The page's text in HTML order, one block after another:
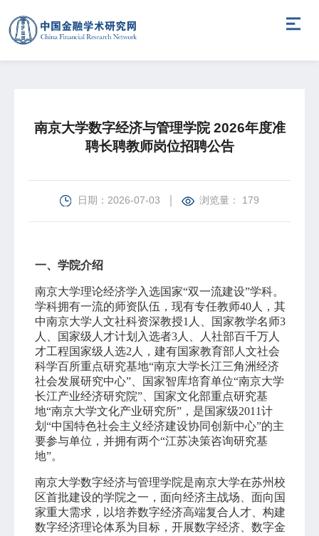
南京大学数字经济与管理学院 2026年度准
聘长聘教师岗位招聘公告
日期：2026-07-03 浏览量： 179